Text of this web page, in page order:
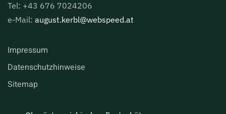
Tel: +43 676 7024206
e-Mail: august.kerbl@webspeed.at
Impressum
Datenschutzhinweise
Sitemap